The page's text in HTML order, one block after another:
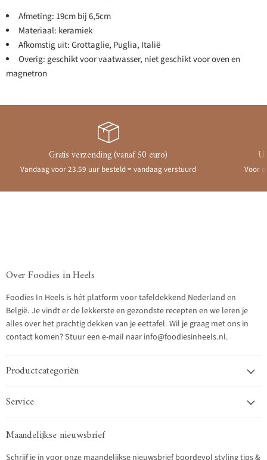
Afmeting: 19cm bij 6,5cm
Materiaal: keramiek
Afkomstig uit: Grottaglie, Puglia, Italië
Overig: geschikt voor vaatwasser, niet geschikt voor oven en
magnetron
Gratis verzending (vanaf 50 euro)
Vandaag voor 23.59 uur besteld = vandaag verstuurd Voor
Over Foodies in Heels
Foodies In Heels is hét platform voor tafeldekkend Nederland en
België. Je vindt er de lekkerste en gezondste recepten en we leren je
alles over het prachtig dekken van je eettafel. Wil je graag met ons in
contact komen? Stuur een e-mail naar info@foodiesinheels.nl.
Productcategoriën
Service
Maandelijkse nieuwsbrief